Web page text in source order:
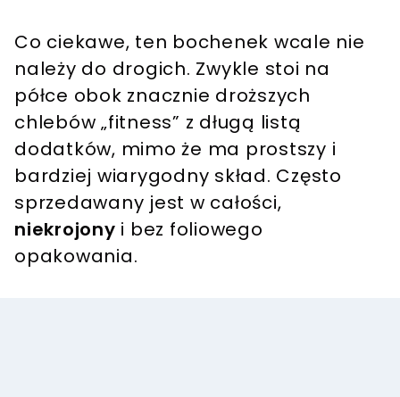
Co ciekawe, ten bochenek wcale nie
należy do drogich. Zwykle stoi na
półce obok znacznie droższych
chlebów „fitness” z długą listą
dodatków, mimo że ma prostszy i
bardziej wiarygodny skład. Często
sprzedawany jest w całości,
niekrojony i bez foliowego
opakowania.